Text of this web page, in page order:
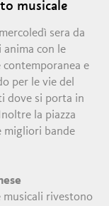
musicale
sera da
anima con le
e
per le vie del
dove si porta in
la piazza
migliori bande
musicali rivestono